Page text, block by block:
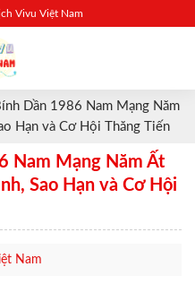
Vivu Việt Nam
Dần 1986 Nam Mạng Năm
Hạn và Cơ Hội Thăng Tiến
Nam Mạng Năm Ất
Sao Hạn và Cơ Hội
Nam